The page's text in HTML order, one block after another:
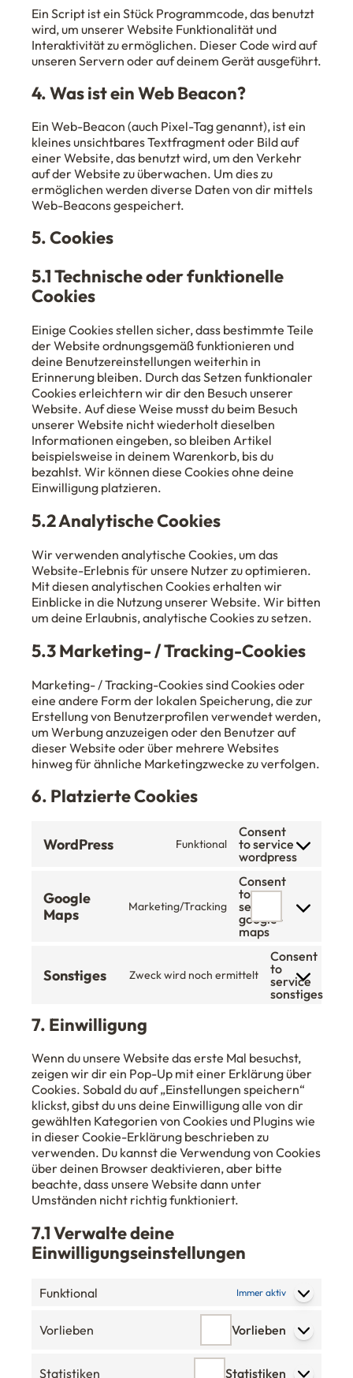
Ein Script ist ein Stück Programmcode, das benutzt
wird, um unserer Website Funktionalität und
Interaktivität zu ermöglichen. Dieser Code wird auf
unseren Servern oder auf deinem Gerät ausgeführt.
4. Was ist ein Web Beacon?
Ein Web-Beacon (auch Pixel-Tag genannt), ist ein
kleines unsichtbares Textfragment oder Bild auf
einer Website, das benutzt wird, um den Verkehr
auf der Website zu überwachen. Um dies zu
ermöglichen werden diverse Daten von dir mittels
Web-Beacons gespeichert.
5. Cookies
5.1 Technische oder funktionelle
Cookies
Einige Cookies stellen sicher, dass bestimmte Teile
der Website ordnungsgemäß funktionieren und
deine Benutzereinstellungen weiterhin in
Erinnerung bleiben. Durch das Setzen funktionaler
Cookies erleichtern wir dir den Besuch unserer
Website. Auf diese Weise musst du beim Besuch
unserer Website nicht wiederholt dieselben
Informationen eingeben, so bleiben Artikel
beispielsweise in deinem Warenkorb, bis du
bezahlst. Wir können diese Cookies ohne deine
Einwilligung platzieren.
5.2 Analytische Cookies
Wir verwenden analytische Cookies, um das
Website-Erlebnis für unsere Nutzer zu optimieren.
Mit diesen analytischen Cookies erhalten wir
Einblicke in die Nutzung unserer Website. Wir bitten
um deine Erlaubnis, analytische Cookies zu setzen.
5.3 Marketing- / Tracking-Cookies
Marketing- / Tracking-Cookies sind Cookies oder
eine andere Form der lokalen Speicherung, die zur
Erstellung von Benutzerprofilen verwendet werden,
um Werbung anzuzeigen oder den Benutzer auf
dieser Website oder über mehrere Websites
hinweg für ähnliche Marketingzwecke zu verfolgen.
6. Platzierte Cookies
WordPress Funktional
Consent
to service
wordpress
Google
Maps
Marketing/Tracking
Consent
to
service
google-
maps
Sonstiges Zweck wird noch ermittelt
Consent
to
service
sonstiges
7. Einwilligung
Wenn du unsere Website das erste Mal besuchst,
zeigen wir dir ein Pop-Up mit einer Erklärung über
Cookies. Sobald du auf „Einstellungen speichern“
klickst, gibst du uns deine Einwilligung alle von dir
gewählten Kategorien von Cookies und Plugins wie
in dieser Cookie-Erklärung beschrieben zu
verwenden. Du kannst die Verwendung von Cookies
über deinen Browser deaktivieren, aber bitte
beachte, dass unsere Website dann unter
Umständen nicht richtig funktioniert.
7.1 Verwalte deine
Einwilligungseinstellungen
Funktional Immer aktiv
Vorlieben Vorlieben
Statistiken Statistiken